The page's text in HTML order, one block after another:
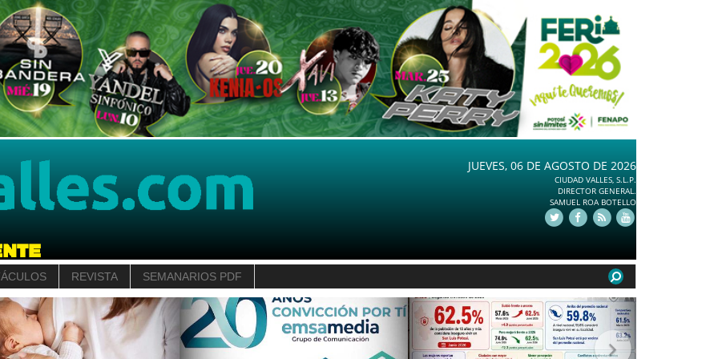
JUEVES, 06 DE AGOSTO DE 2026
CIUDAD VALLES, S.L.P.
DIRECTOR GENERAL.
SAMUEL ROA BOTELLO
REVISTA SEMANARIOS PDF